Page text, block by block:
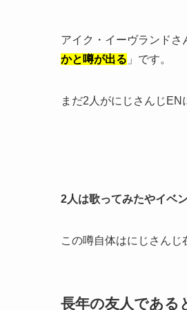
アイク・イーヴランドさ
かと噂が出る 」です。
まだ2人がにじさんじEN
2人は歌ってみたやイベ
この噂自体はにじさんじ
長年の友人である